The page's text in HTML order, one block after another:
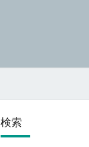
検索